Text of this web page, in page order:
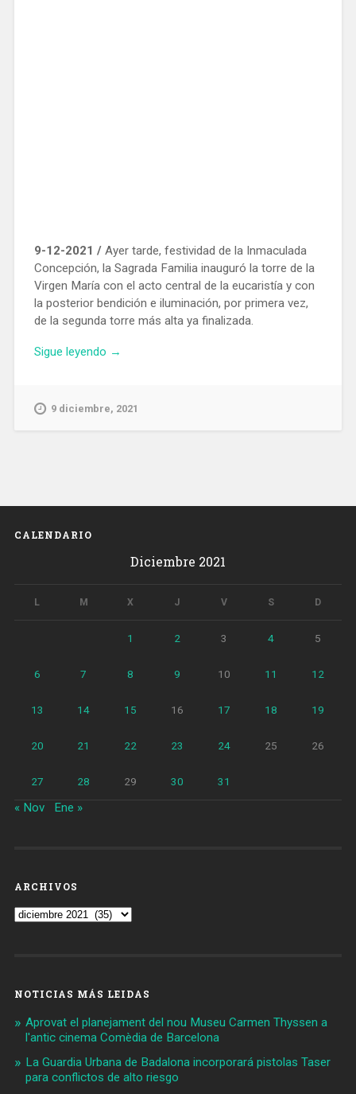
9-12-2021 /Ayer tarde, festividad de la Inmaculada
Concepción, la Sagrada Familia inauguró la torre de la
Virgen María con el acto central de la eucaristía y con
la posterior bendición e iluminación, por primera vez,
de la segunda torre más alta ya finalizada.
Sigue leyendo «La
la
→
9 diciembre, 2021
CALENDARIO
Diciembre 2021
L M X J V S D
1 2 3 4 5
6 7 8 9 10 11 12
13 14 15 16 17 18 19
20 21 22 23 24 25 26
27 28 29 30 31
« Nov Ene »
ARCHIVOS
Archivos
NOTICIAS MÁS LEIDAS
Aprovat el planejament del nou Museu Carmen Thyssen a
l'antic cinema Comèdia de Barcelona
La Guardia Urbana de Badalona incorporará pistolas Taser
para conflictos de alto riesgo